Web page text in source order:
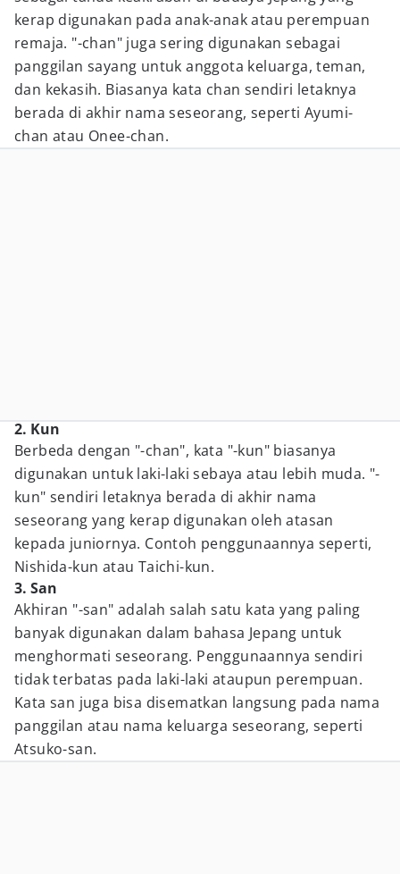
kerap digunakan pada anak-anak atau perempuan
remaja. "-chan" juga sering digunakan sebagai
panggilan sayang untuk anggota keluarga, teman,
dan kekasih. Biasanya kata chan sendiri letaknya
berada di akhir nama seseorang, seperti Ayumi-
chan atau Onee-chan.
2. Kun
Berbeda dengan "-chan", kata "-kun" biasanya
digunakan untuk laki-laki sebaya atau lebih muda. "-
kun" sendiri letaknya berada di akhir nama
seseorang yang kerap digunakan oleh atasan
kepada juniornya. Contoh penggunaannya seperti,
Nishida-kun atau Taichi-kun.
3. San
Akhiran "-san" adalah salah satu kata yang paling
banyak digunakan dalam bahasa Jepang untuk
menghormati seseorang. Penggunaannya sendiri
tidak terbatas pada laki-laki ataupun perempuan.
Kata san juga bisa disematkan langsung pada nama
panggilan atau nama keluarga seseorang, seperti
Atsuko-san.